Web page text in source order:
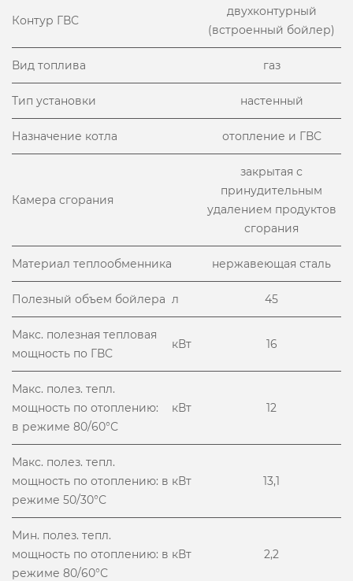
Контур ГВС
двухконтурный
(встроенный бойлер)
Вид топлива газ
Тип установки настенный
Назначение котла отопление и ГВС
Камера сгорания
закрытая с
принудительным
удалением продуктов
сгорания
Материал теплообменника нержавеющая сталь
Полезный объем бойлера л 45
Макс. полезная тепловая
мощность по ГВС
кВт 16
Макс. полез. тепл.
мощность по отоплению:
в режиме 80/60°С
кВт 12
Макс. полез. тепл.
мощность по отоплению: в
режиме 50/30°С
кВт 13,1
Мин. полез. тепл.
мощность по отоплению: в
режиме 80/60°С
кВт 2,2